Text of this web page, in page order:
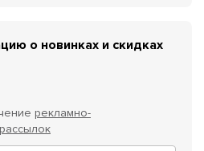
о новинках и скидках
рекламно-